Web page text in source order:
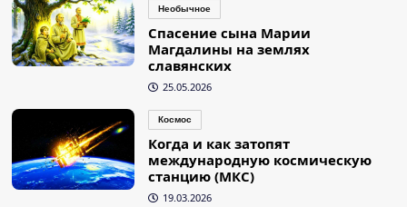
Необычное
Спасение сына Марии
Магдалины на землях
славянских
25.05.2026
Космос
Когда и как затопят
международную космическую
станцию (МКС)
19.03.2026